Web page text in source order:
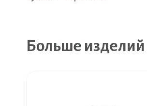
Больше изделий